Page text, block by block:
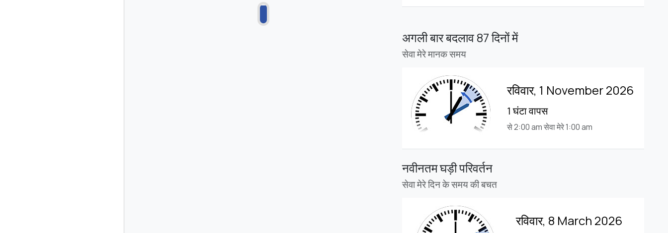
अगली बार बदलाव87 दिनों में
सेवा मेरे मानक समय
रविवार, 1 November 2026
1 घंटा वापस
से 2:00 am सेवा मेरे 1:00 am
नवीनतम घड़ी परिवर्तन
सेवा मेरे दिन के समय की बचत
रविवार, 8 March 2026